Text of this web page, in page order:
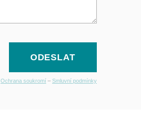
ODESLAT
Ochrana soukromí – Smluvní podmínky